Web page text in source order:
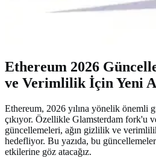
Ethereum 2026
ve Verimlilik İçin Yeni
Ethereum, 2026 yılına yönelik önemli
çıkıyor. Özellikle Glamsterdam fork'u
güncellemeleri, ağın gizlilik ve
hedefliyor. Bu yazıda, bu
etkilerine göz atacağız.